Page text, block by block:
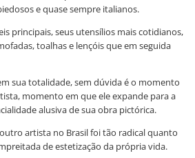
e quase sempre italianos.
principais, seus utensílios mais cotidianos,
toalhas e lençóis que em seguida
sua totalidade, sem dúvida é o momento
momento em que ele expande para a
alusiva de sua obra pictórica.
artista no Brasil foi tão radical quanto
de estetização da própria vida.